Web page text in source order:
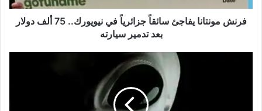
ألف
دولار
فرنش مونتانا يفاجئ سائقاً جزائرياً في نيويورك.. 75 ألف دولار
بعد تدمير سيارته